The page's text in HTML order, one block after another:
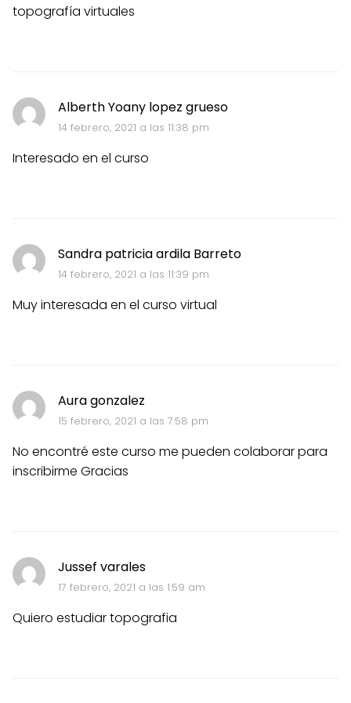
topografía virtuales
Alberth Yoany lopez grueso
14 febrero, 2021 a las 11:38 pm
Interesado en el curso
Sandra patricia ardila Barreto
14 febrero, 2021 a las 11:39 pm
Muy interesada en el curso virtual
Aura gonzalez
15 febrero, 2021 a las 7:58 pm
No encontré este curso me pueden colaborar para
inscribirme Gracias
Jussef varales
17 febrero, 2021 a las 1:59 am
Quiero estudiar topografia